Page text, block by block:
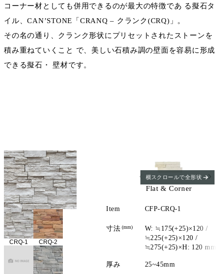
コーナー材としても併用できるのが最大の特徴であ る擬石タ
イル、CAN’STONE「CRANQ – クランク(CRQ)」。
その名の通り、クランク形状にプリセットされたストーンを
積み重ねていくこと で、美しい石積み調の壁面を容易に形成
できる擬石・ 壁材です。
CRQ-1 CRQ-2
Item
寸法 (mm)
厚み
Flat & Corner
CFP-CRQ-1
W: ≒175(+25)×120 /
≒225(+25)×120 /
≒275(+25)×H: 120 mm
25~45mm
横スクロールで全形状